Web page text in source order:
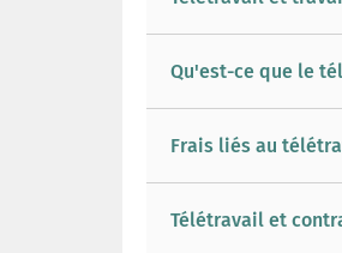
Qu'est-ce que le
Frais liés au
Télétravail et